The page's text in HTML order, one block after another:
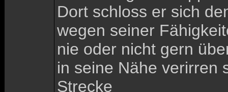
Dort schloss er sich
wegen seiner
nie oder nicht gern
in seine Nähe verirren
Strecke